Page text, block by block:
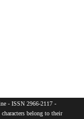
- ISSN 2966-2117 -
belong to their